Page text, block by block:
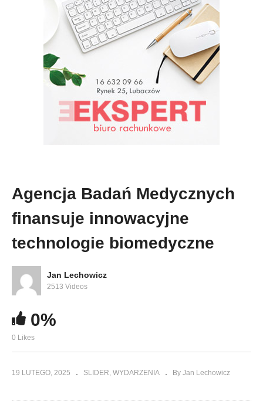
Agencja Badań Medycznych
finansuje innowacyjne
technologie biomedyczne
Jan Lechowicz
2513 Videos
0%
0 Likes
19 LUTEGO, 2025 SLIDER WYDARZENIA By Jan Lechowicz